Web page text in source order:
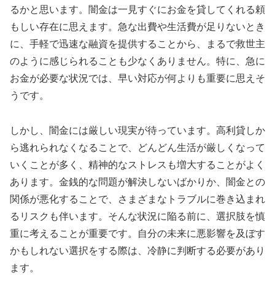
るかと思います。闇金は一見すぐにお金を貸してくれる頼
もしい存在に思えます。急な出費や生活費が足りないとき
に、手軽で迅速な融資を提供することから、まるで救世主
のように感じられることも少なくありません。特に、急に
お金が必要な状況では、早い対応が何よりも重要に思えそ
うです。
しかし、闇金には厳しい現実が待っています。高利貸しか
ら逃れられなくなることで、どんどん生活が厳しくなって
いくことが多く、精神的なストレスも増大することがよく
あります。金銭的な問題が解決しないばかりか、闇金との
関係が悪化することで、さまざまなトラブルに巻き込まれ
るリスクも伴います。そんな状況に陥る前に、選択肢を慎
重に考えることが重要です。自分の未来に悪影響を及ぼす
かもしれない選択をする際は、冷静に判断する必要があり
ます。